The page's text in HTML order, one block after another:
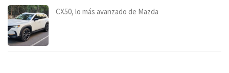
CX50, lo más avanzado de Mazda